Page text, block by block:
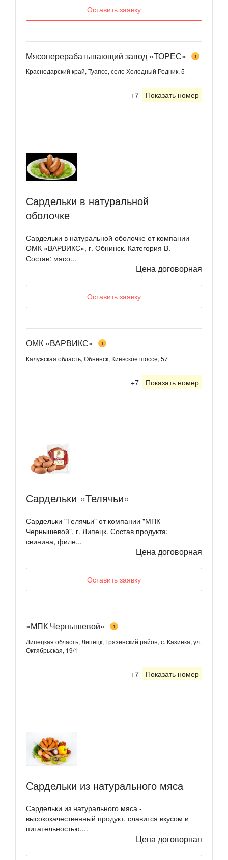
Оставить заявку
Мясоперерабатывающий завод «ТОРЕС» 1
Краснодарский край, Туапсе, село Холодный Родник, 5
+7 Показать номер
Сардельки в натуральной
оболочке
Сардельки в натуральной оболочке от компании
ОМК «ВАРВИКС», г. Обнинск. Категория В.
Состав: мясо...
Цена договорная
Оставить заявку
ОМК «ВАРВИКС» 1
Калужская область, Обнинск, Киевское шоссе, 57
+7 Показать номер
Сардельки «Телячьи»
Сардельки "Телячьи" от компании "МПК
Чернышевой", г. Липецк. Состав продукта:
свинина, филе...
Цена договорная
Оставить заявку
«МПК Чернышевой» 1
Липецкая область, Липецк, Грязинский район, с. Казинка, ул.
Октябрьская, 19/1
+7 Показать номер
Сардельки из натурального мяса
Сардельки из натурального мяса -
высококачественный продукт, славится вкусом и
питательностью....
Цена договорная